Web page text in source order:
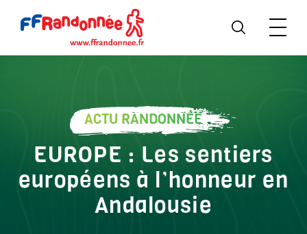
ACTU RANDONNÉE
EUROPE : Les sentiers
européens à l’honneur en
Andalousie